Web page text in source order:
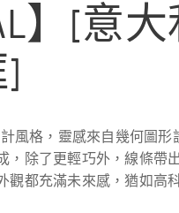
】[意
風格，靈感來自幾何圖形
，除了更輕巧外，線條帶
觀都充滿未來感，猶如高